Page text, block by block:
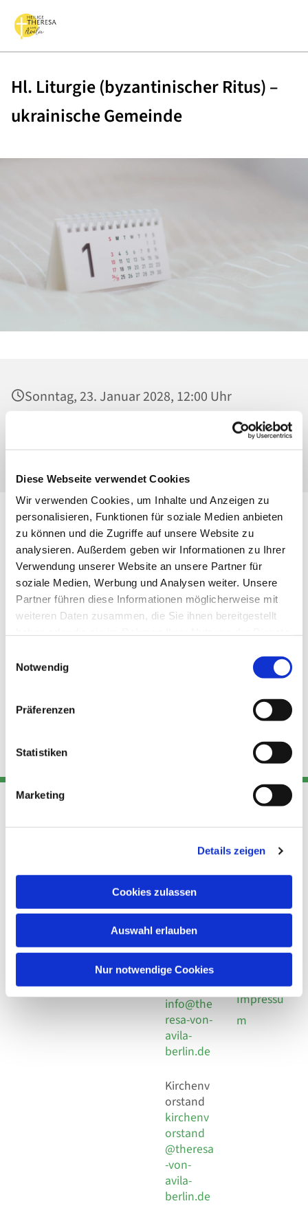
Diese Webseite verwendet Cookies
Wir verwenden Cookies, um Inhalte und Anzeigen zu
personalisieren, Funktionen für soziale Medien anbieten
zu können und die Zugriffe auf unsere Website zu
analysieren. Außerdem geben wir Informationen zu Ihrer
Verwendung unserer Website an unsere Partner für
soziale Medien, Werbung und Analysen weiter. Unsere
Partner führen diese Informationen möglicherweise mit
weiteren Daten zusammen, die Sie ihnen bereitgestellt
Notwendig
Präferenzen
Statistiken
Marketing
Details zeigen
Cookies zulassen
Auswahl erlauben
Nur notwendige Cookies
Hl. Liturgie (byzantinischer Ritus) –
ukrainische Gemeinde
Sonntag, 23. Januar 2028, 12:00 Uhr
Heilig Kreuz, Kirche, Malchower Weg 22-24,
13053 Berlin
Adresse
Kirchengemeinde Pfarrei
Hl. Theresa von Avila Berlin
Nordost
Leitender Pfarrer - Norbert
Pomplun
13086 Berlin
Kont
Telefon
+49 30
924 64 28
30 924 54
18
E-Mail
info@the
resa-von-
avila-
berlin.de
Kirchenv
orstand
kirchenv
orstand
@theresa
-von-
avila-
berlin.de
Links
Datensch
Datensch
Social
Impressu
m